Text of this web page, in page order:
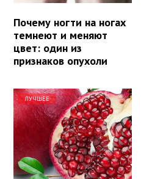
Почему ногти на ногах
темнеют и меняют
цвет: один из
признаков опухоли
ЛУЧШЕЕ